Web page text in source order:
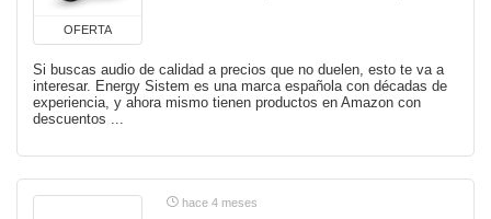
OFERTA
Si buscas audio de calidad a precios que no duelen, esto te va a
interesar. Energy Sistem es una marca española con décadas de
experiencia, y ahora mismo tienen productos en Amazon con
descuentos ...
hace 4 meses